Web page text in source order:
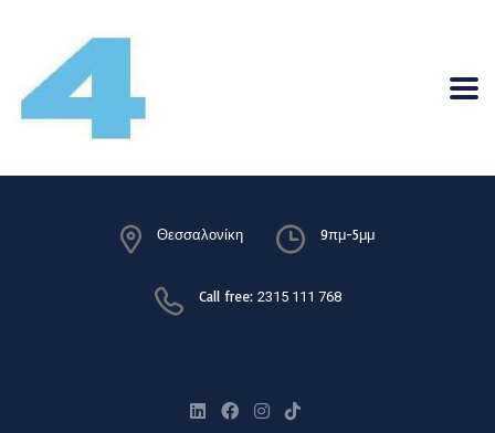
Θεσσαλονίκη 9πμ-5μμ
Call free: 2315 111 768